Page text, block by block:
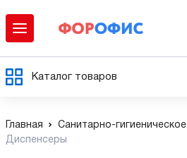
Каталог товаров
Главная
Cанитарно-
Диспенсеры